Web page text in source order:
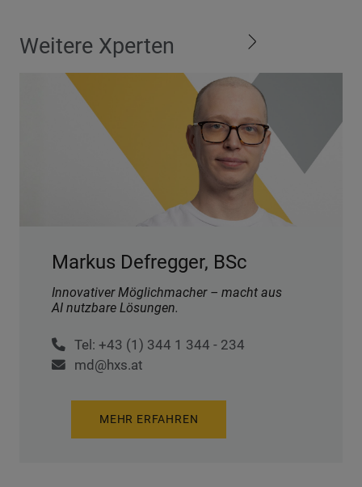
Weitere Xperten
Markus Defregger, BSc
Innovativer Möglichmacher – macht aus
AI nutzbare Lösungen.
Tel: +43 (1) 344 1 344 - 234
md@hxs.at
MEHR ERFAHREN